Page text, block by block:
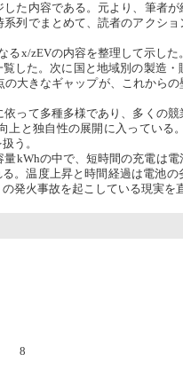
た内容である。元より、筆者
列でまとめて、読者のアクショ
x/zEVの内容を整理して示した
した。次に国と地域別の製造
大きなギャップが、これから
って多種多様であり、多くの競
と独自性の展開に入っている
う。
kWhの中で、短時間の充電は電
。温度上昇と時間経過は電池
発火事故を起こしている現実を
) 8